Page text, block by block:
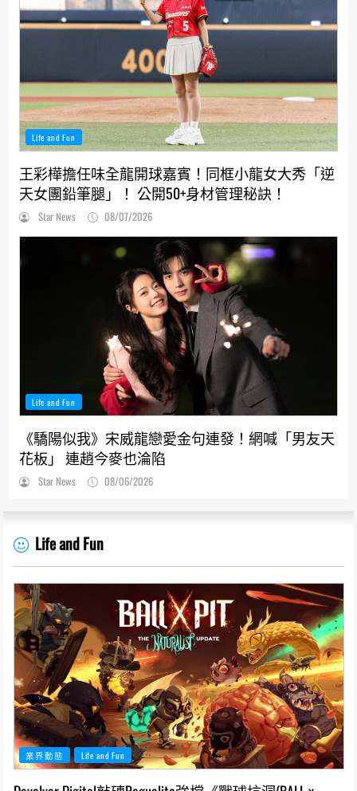
Life and Fun
王彩樺擔任味全龍開球嘉賓！同框小龍女大秀「逆
天女團鉛筆腿」！ 公開50+身材管理秘訣！
Star News 08/07/2026
Life and Fun
《驕陽似我》宋威龍戀愛金句連發！網喊「男友天
花板」 連趙今麥也淪陷
Star News 08/06/2026
Life and Fun
業界動態 Life and Fun